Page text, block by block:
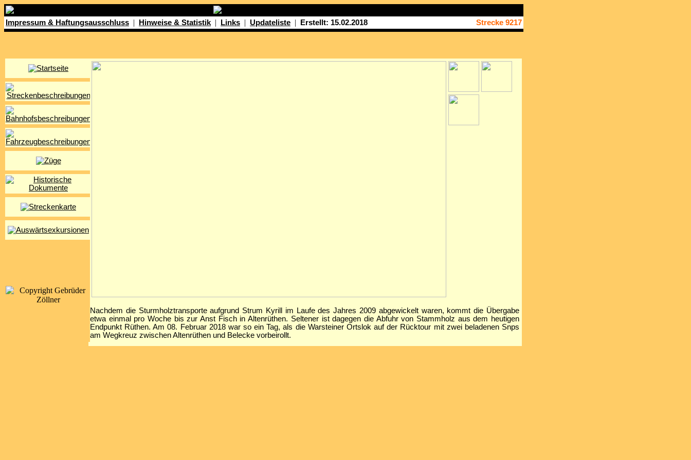
Impressum & Haftungsausschluss | Hinweise & Statistik | Links | Updateliste | Erstellt: 15.02.2018 Strecke 9217
Nachdem die Sturmholztransporte aufgrund Strum Kyrill im Laufe des Jahres 2009 abgewickelt waren, kommt die Übergabe
etwa einmal pro Woche bis zur Anst Fisch in Altenrüthen. Seltener ist dagegen die Abfuhr von Stammholz aus dem heutigen
Endpunkt Rüthen. Am 08. Februar 2018 war so ein Tag, als die Warsteiner Ortslok auf der Rücktour mit zwei beladenen Snps
am Wegkreuz zwischen Altenrüthen und Belecke vorbeirollt.